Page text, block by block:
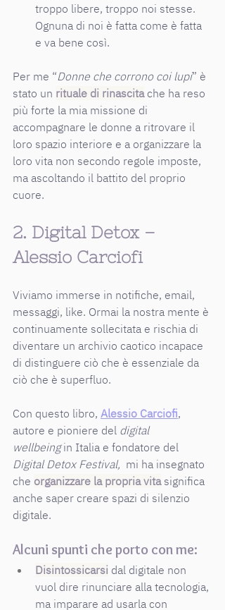
troppo libere, troppo noi stesse.
Ognuna di noi è fatta come è fatta
e va bene così.
Per me “Donne che corrono coi lupi” è
stato un rituale di rinascita che ha reso
più forte la mia missione di
accompagnare le donne a ritrovare il
loro spazio interiore e a organizzare la
loro vita non secondo regole imposte,
ma ascoltando il battito del proprio
cuore.
2. Digital Detox –
Alessio Carciofi
Viviamo immerse in notifiche, email,
messaggi, like. Ormai la nostra mente è
continuamente sollecitata e rischia di
diventare un archivio caotico incapace
di distinguere ciò che è essenziale da
ciò che è superfluo.
Con questo libro, Alessio Carciofi,
autore e pioniere del digital
wellbeing in Italia e fondatore del
Digital Detox Festival, mi ha insegnato
che organizzare la propria vita significa
anche saper creare spazi di silenzio
digitale.
Alcuni spunti che porto con me:
Disintossicarsi dal digitale non
vuol dire rinunciare alla tecnologia,
ma imparare ad usarla con